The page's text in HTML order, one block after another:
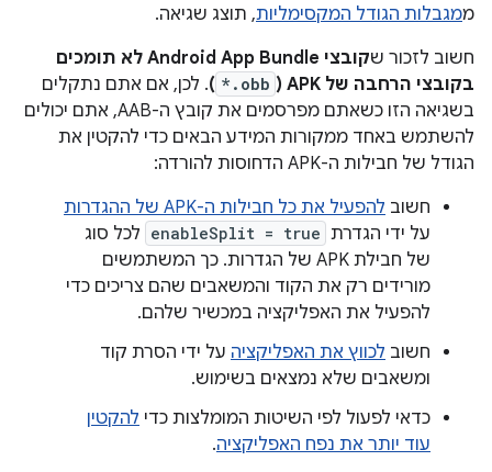
ממגבלות הגודל המקסימליות, תוצג שגיאה.
חשוב לזכור ש
קובצי Android App Bundle לא תומכים
בקובצי הרחבה של APK‏ (
*.obb
). לכן, אם אתם נתקלים
בשגיאה הזו כשאתם מפרסמים את קובץ ה-AAB, אתם יכולים
להשתמש באחד ממקורות המידע הבאים כדי להקטין את
הגודל של חבילות ה-APK הדחוסות להורדה:
חשוב להפעיל את כל חבילות ה-APK של ההגדרות
על ידי הגדרת enableSplit = true לכל סוג
של חבילת APK של הגדרות. כך המשתמשים
מורידים רק את הקוד והמשאבים שהם צריכים כדי
להפעיל את האפליקציה במכשיר שלהם.
חשוב לכווץ את האפליקציה על ידי הסרת קוד
ומשאבים שלא נמצאים בשימוש.
כדאי לפעול לפי השיטות המומלצות כדי להקטין
עוד יותר את נפח האפליקציה.